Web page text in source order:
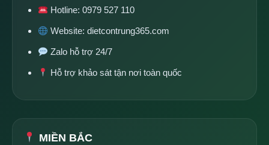
Hotline:0979 527 110
Website:dietcontrung365.com
Zalo hỗ trợ 24/7
Hỗ trợ khảo sát tận nơi toàn quốc
MIỀN BẮC